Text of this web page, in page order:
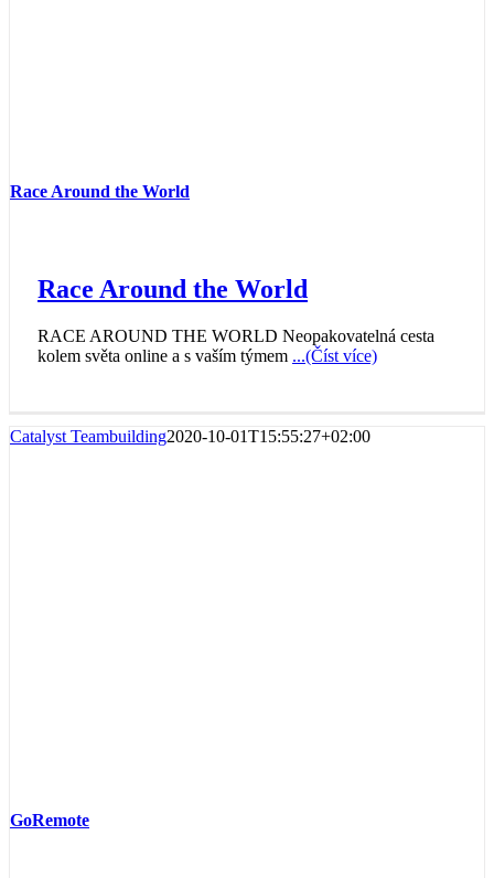
Race Around the World
Race Around the World
RACE AROUND THE WORLD Neopakovatelná cesta
kolem světa online a s vaším týmem ...(Číst více)
Catalyst Teambuilding2020-10-01T15:55:27+02:00
GoRemote